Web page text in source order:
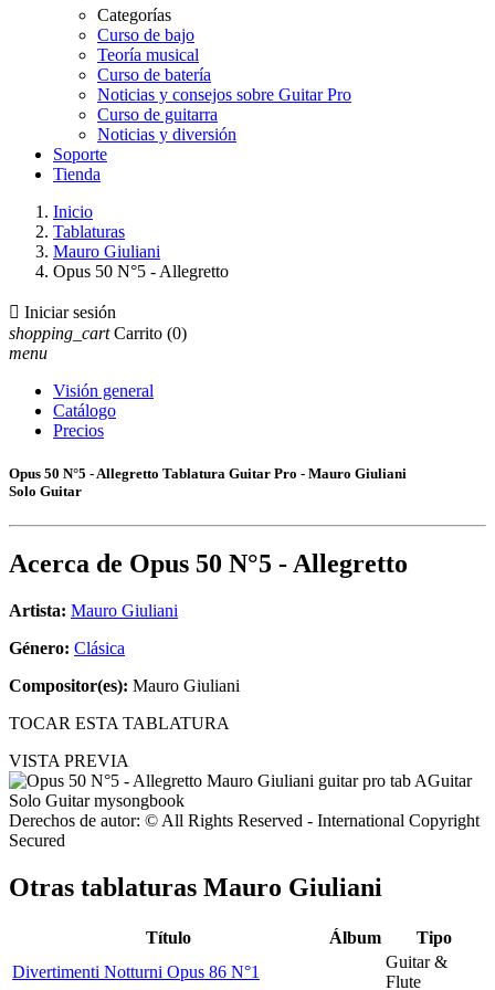
Categorías
Curso de bajo
Teoría musical
Curso de batería
Noticias y consejos sobre Guitar Pro
Curso de guitarra
Noticias y diversión
Soporte
Tienda
Inicio
Tablaturas
Mauro Giuliani
Opus 50 N°5 - Allegretto
 Iniciar sesión
shopping_cart Carrito (0)
menu
Visión general
Catálogo
Precios
Opus 50 N°5 - Allegretto Tablatura Guitar Pro - Mauro Giuliani
Solo Guitar
Acerca de Opus 50 N°5 - Allegretto
Artista: Mauro Giuliani
Género: Clásica
Compositor(es): Mauro Giuliani
TOCAR ESTA TABLATURA
VISTA PREVIA
Derechos de autor: © All Rights Reserved - International Copyright
Secured
Otras tablaturas Mauro Giuliani
Título Álbum
Tipo
Divertimenti Notturni Opus 86 N°1
Guitar &
Flute